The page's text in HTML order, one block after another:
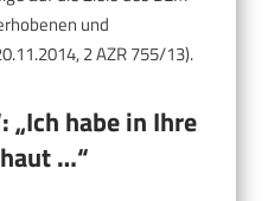
und
2 AZR 755/13).
„Ich habe in Ihre
…“